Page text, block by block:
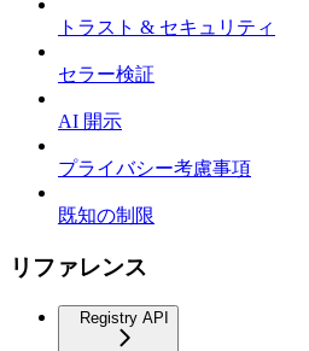
トラスト & セキュリティ
セラー検証
AI 開示
プライバシー考慮事項
既知の制限
リファレンス
Registry API